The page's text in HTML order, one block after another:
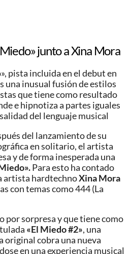
junto a Xina Mora
pista incluida en el debut en
una inusual fusión de estilos
que tiene como resultado
e hipnotiza a partes iguales
del lenguaje musical
del lanzamiento de su
en solitario, el artista
y de forma inesperada una
Para esto ha contado
artista hardtechnoXina Mora
con temas como 444 (La
por sorpresa y que tiene como
«El Miedo #2», una
original cobra una nueva
en una experiencia musical